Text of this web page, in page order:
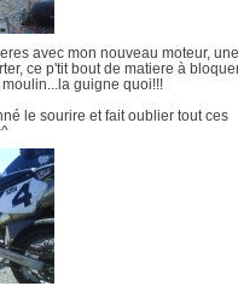
avec mon nouveau moteur, une
ce p'tit bout de matiere à
guigne quoi!!!
le sourire et fait oublier tout ces